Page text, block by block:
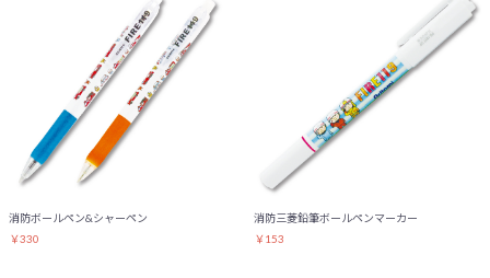
消防ボールペン&シャーペン
￥330
消防三菱鉛筆ボールペンマーカー
￥153